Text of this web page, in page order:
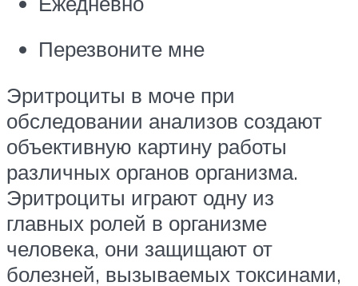
Перезвоните мне
Эритроциты в моче при
обследовании анализов создают
объективную картину работы
различных органов организма.
Эритроциты играют одну из
главных ролей в организме
человека, они защищают от
болезней, вызываемых токсинами,